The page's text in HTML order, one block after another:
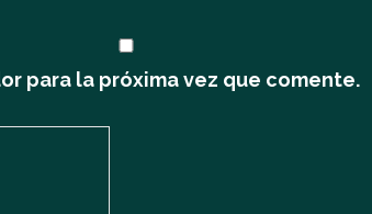
para la próxima vez que comente.